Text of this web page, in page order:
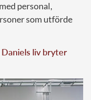
personal,
som utförde
liv bryter